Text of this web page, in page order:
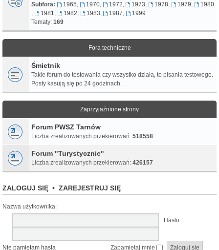
Subfora:
1965, 1970, 1972, 1973, 1978, 1979,
1980
,
1981, 1982, 1983, 1987,
1999
Tematy: 169
Fora techniczne
Śmietnik
Takie forum do testowania czy wszystko działa, to pisania testowego.
Posty kasują się po 24 godzinach.
Zaprzyjaźnione strony
Forum PWSZ Tarnów
Liczba zrealizowanych przekierowań: 518558
Forum "Turystycznie"
Liczba zrealizowanych przekierowań: 426157
ZALOGUJ SIĘ • ZAREJESTRUJ SIĘ
Nazwa użytkownika:
Hasło:
Nie pamiętam hasła Zapamiętaj mnie